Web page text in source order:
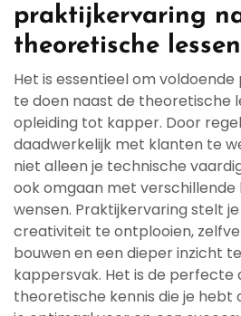
praktijkervaring
theoretische
Het is essentieel om
te doen naast de theoretische
opleiding tot kapper. Door
daadwerkelijk met klanten te
niet alleen je technische
ook omgaan met verschillende
wensen. Praktijkervaring stelt
creativiteit te ontplooien,
bouwen en een dieper inzicht
kappersvak. Het is de perfecte
theoretische kennis die je hebt